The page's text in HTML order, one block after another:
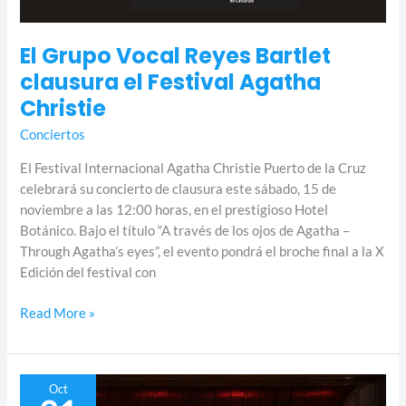
El Grupo Vocal Reyes Bartlet
clausura el Festival Agatha
Christie
Conciertos
El Festival Internacional Agatha Christie Puerto de la Cruz
celebrará su concierto de clausura este sábado, 15 de
noviembre a las 12:00 horas, en el prestigioso Hotel
Botánico. Bajo el título “A través de los ojos de Agatha –
Through Agatha’s eyes”, el evento pondrá el broche final a la X
Edición del festival con
Read More »
Oct